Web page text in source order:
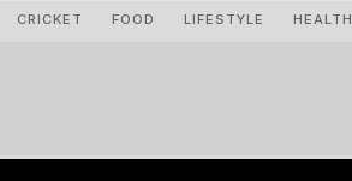
CRICKET FOOD LIFESTYLE HEALTH